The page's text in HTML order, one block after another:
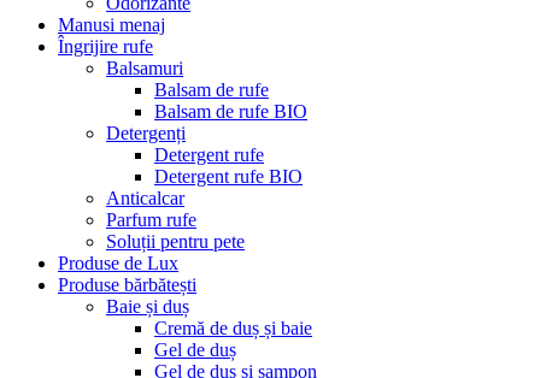
Manusi menaj
Îngrijire rufe
Balsamuri
Balsam de rufe
Balsam de rufe BIO
Detergenți
Detergent rufe
Detergent rufe BIO
Anticalcar
Parfum rufe
Soluții pentru pete
Produse de Lux
Produse bărbătești
Baie și duș
Cremă de duș și baie
Gel de duș
Gel de duș și șampon